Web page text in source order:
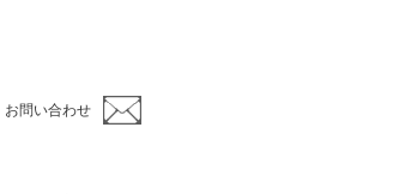
お問い合わせ